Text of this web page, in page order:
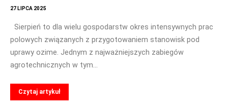
27 LIPCA 2025
Sierpień to dla wielu gospodarstw okres intensywnych prac
polowych związanych z przygotowaniem stanowisk pod
uprawy ozime. Jednym z najważniejszych zabiegów
agrotechnicznych w tym…
Czytaj artykuł